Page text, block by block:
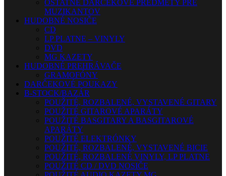
OSTATNÉ DARČEKOVÉ PREDMETY PRE
MUZIKANTOV
HUDOBNÉ NOSIČE
CD
LP PLATNE – VINYLY
DVD
MG KAZETY
HUDOBNÉ PREHRÁVAČE
GRAMOFÓNY
DARČEKOVÉ POUKAZY
B-STOCK/BAZÁR
POUŽITÉ, ROZBALENÉ, VYSTAVENÉ GITARY
POUŽITÉ GITAROVÉ APARÁTY
POUŽITÉ BASGITARY A BASGITAROVÉ
APARÁTY
POUŽITÉ ELEKTRÓNKY
POUŽITÉ, ROZBALENÉ, VYSTAVENÉ BICIE
POUŽITÉ, ROZBALENÉ VINYLY, LP PLATNE
POUŽITÉ CD / DVD NOSIČE